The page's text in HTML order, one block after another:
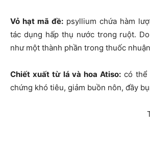
Vỏ hạt mã đề: psyllium chứa hàm
tác dụng hấp thụ nước trong ruột.
như một thành phần trong thuốc
Chiết xuất từ lá và hoa Atiso: có thể
chứng khó tiêu, giảm buồn nôn, đầy